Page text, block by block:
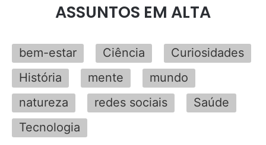
ASSUNTOS EM ALTA
bem-estar Ciência
Curiosidades
História
mente
mundo
natureza
redes sociais
Saúde
Tecnologia